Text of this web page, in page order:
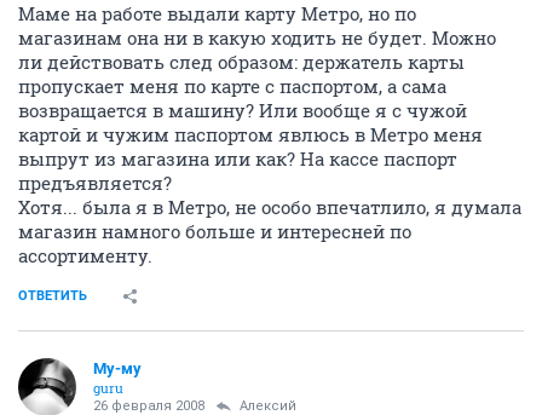
Маме на работе выдали карту Метро, но по
магазинам она ни в какую ходить не будет. Можно
ли действовать след образом: держатель карты
пропускает меня по карте с паспортом, а сама
возвращается в машину? Или вообще я с чужой
картой и чужим паспортом явлюсь в Метро меня
выпрут из магазина или как? На кассе паспорт
предъявляется?
Хотя... была я в Метро, не особо впечатлило, я думала
магазин намного больше и интересней по
ассортименту.
ОТВЕТИТЬ
Му-му
guru
26 февраля 2008 Алексий